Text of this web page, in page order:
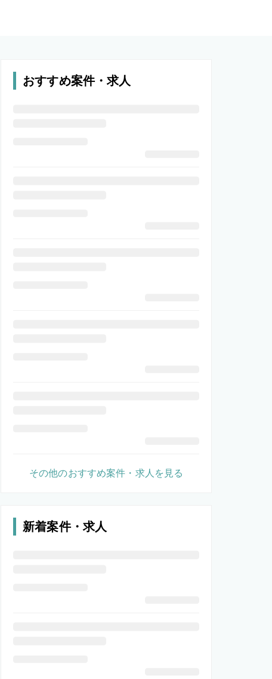
おすすめ案件・求人
その他のおすすめ案件・求人を見る
新着案件・求人